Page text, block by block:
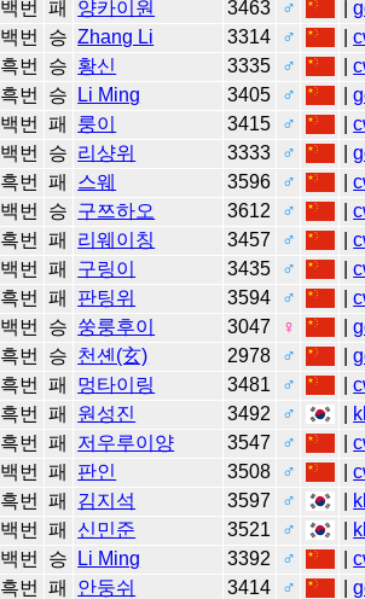
백번 패 양카이원 3463 ♂ |
백번 승 Zhang Li 3314 ♂ |
흑번 승 황신 3335 ♂ |
흑번 승 Li Ming 3405 ♂ |
백번 패 룽이 3415 ♂ |
백번 승 리샹위 3333 ♂ |
흑번 패 스웨 3596 ♂ |
백번 승 구쯔하오 3612 ♂ |
흑번 패 리웨이칭 3457 ♂ |
백번 패 구링이 3435 ♂ |
흑번 패 판팅위 3594 ♂ |
백번 승 쑹룽후이 3047 ♀ |
흑번 승 천셴(玄) 2978 ♂ |
흑번 패 멍타이링 3481 ♂ |
흑번 패 원성진 3492 ♂
흑번 패 저우루이양 3547 ♂ |
백번 패 판인 3508 ♂ |
흑번 패 김지석 3597 ♂
백번 패 신민준 3521 ♂
백번 승 Li Ming 3392 ♂ |
흑번 패 안둥쉬 3414 ♂ |